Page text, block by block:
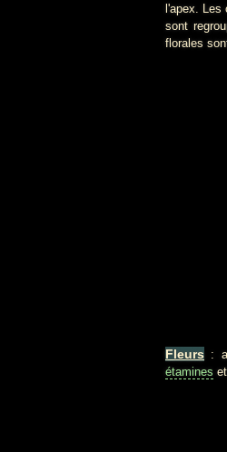
l'apex.
sont
florales
Fleurs :
étamines